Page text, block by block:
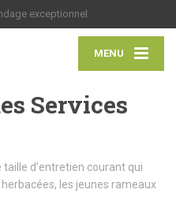
exceptionnel
MENU
Services
taille d’entretien courant qui
les jeunes rameaux